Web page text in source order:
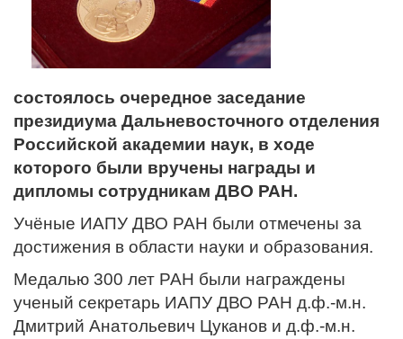
состоялось очередное заседание
президиума Дальневосточного отделения
Российской академии наук, в ходе
которого были вручены награды и
дипломы сотрудникам ДВО РАН.
Учёные ИАПУ ДВО РАН были отмечены за
достижения в области науки и образования.
Медалью 300 лет РАН были награждены
ученый секретарь ИАПУ ДВО РАН д.ф.-м.н.
Дмитрий Анатольевич Цуканов и д.ф.-м.н.